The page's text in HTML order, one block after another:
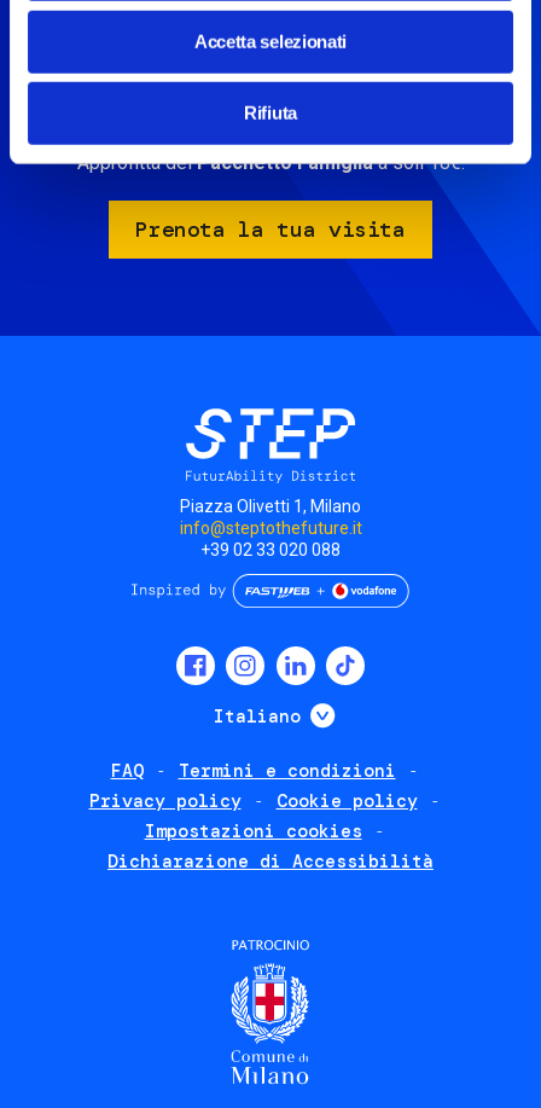
Accetta selezionati
Rifiuta
STEP?
Scopri le installazioni interattive di STEP, immergiti nel
Mind.
Approfitta delPacchetto Famigliaa soli 18€.
Prenota la tua visita
Piazza Olivetti 1, Milano
info@steptothefuture.it
+39 02 33 020 088
Italiano Mostra ulteriori
FAQ
Termini e condizioni
Privacy policy
Cookie policy
Impostazioni cookies
Dichiarazione di Accessibilità